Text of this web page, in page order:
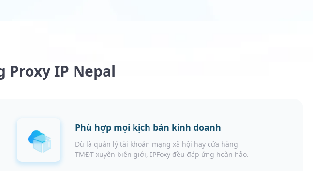
Proxy IP Nepal
Phù hợp mọi kịch bản kinh doanh
Dù là quản lý tài khoản mạng xã hội hay cửa hàng
TMĐT xuyên biên giới, IPFoxy đều đáp ứng hoàn hảo.